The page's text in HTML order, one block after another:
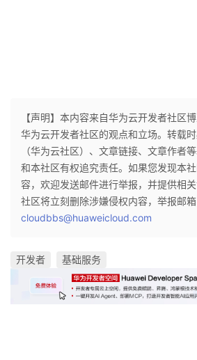
【声明】本内容来自华为云开发者社区
华为云开发者社区的观点和立场。转载
（华为云社区）、文章链接、文章作者
和本社区有权追究责任。如果您发现本
容，欢迎发送邮件进行举报，并提供相
社区将立刻删除涉嫌侵权内容，举报邮箱
cloudbbs@huaweicloud.com
开发者 基础服务